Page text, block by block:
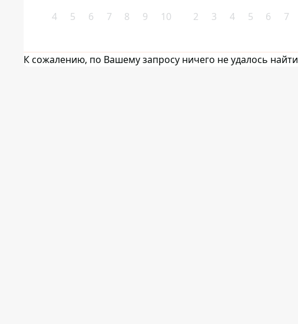
4 5 6 7 8 9 10 2 3 4 5 6 7
К сожалению, по Вашему запросу ничего не удалось найти